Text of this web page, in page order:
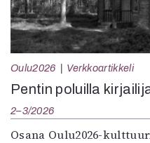
Oulu2026 Verkkoartikkeli
Pentin poluilla
2–3/2026
Osana Oulu2026-